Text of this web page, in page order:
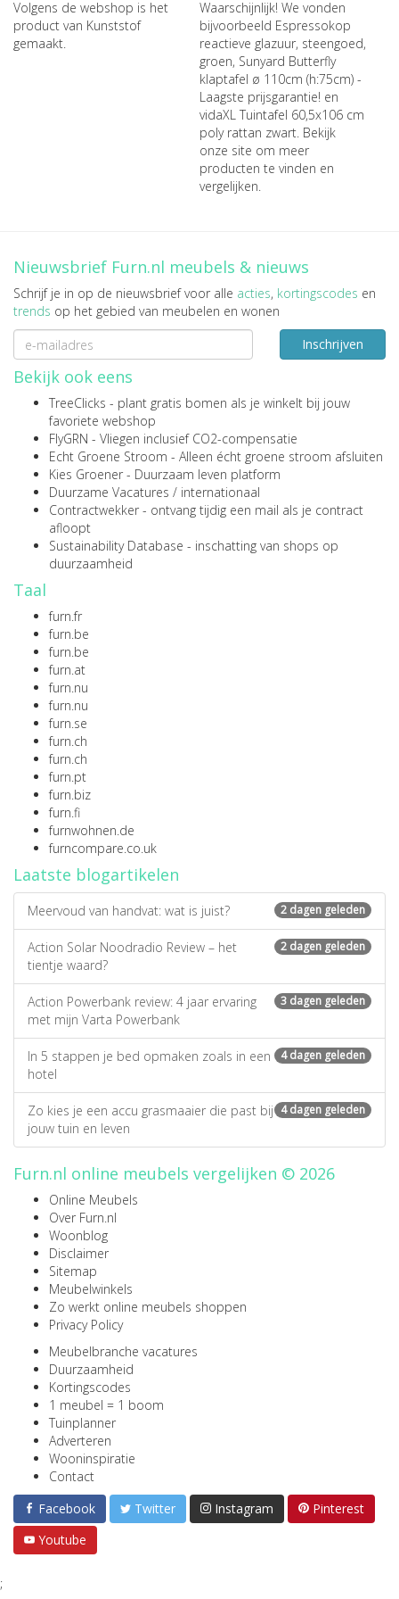
Volgens de webshop is het
product van Kunststof
gemaakt.
Waarschijnlijk! We vonden
bijvoorbeeld Espressokop
reactieve glazuur, steengoed,
groen, Sunyard Butterfly
klaptafel ø 110cm (h:75cm) -
Laagste prijsgarantie!en
vidaXL Tuintafel 60,5x106 cm
poly rattan zwart. Bekijk
onze site om meer
producten te vinden en
vergelijken.
Nieuwsbrief Furn.nl meubels & nieuws
Schrijf je in op de nieuwsbrief voor alle acties, kortingscodes en
trends op het gebied van meubelen en wonen
Inschrijven
Bekijk ook eens
TreeClicks - plant gratis bomen als je winkelt bij jouw
favoriete webshop
FlyGRN - Vliegen inclusief CO2-compensatie
Echt Groene Stroom - Alleen écht groene stroom afsluiten
Kies Groener - Duurzaam leven platform
Duurzame Vacatures / internationaal
Contractwekker - ontvang tijdig een mail als je contract
afloopt
Sustainability Database - inschatting van shops op
duurzaamheid
Taal
furn.fr
furn.be
furn.be
furn.at
furn.nu
furn.nu
furn.se
furn.ch
furn.ch
furn.pt
furn.biz
furn.fi
furnwohnen.de
furncompare.co.uk
Laatste blogartikelen
2 dagen geleden
Meervoud van handvat: wat is juist?
2 dagen geleden
Action Solar Noodradio Review – het
tientje waard?
3 dagen geleden
Action Powerbank review: 4 jaar ervaring
met mijn Varta Powerbank
4 dagen geleden
In 5 stappen je bed opmaken zoals in een
hotel
4 dagen geleden
Zo kies je een accu grasmaaier die past bij
jouw tuin en leven
Furn.nl online meubels vergelijken © 2026
Online Meubels
Over Furn.nl
Woonblog
Disclaimer
Sitemap
Meubelwinkels
Zo werkt online meubels shoppen
Privacy Policy
Meubelbranche vacatures
Duurzaamheid
Kortingscodes
1 meubel = 1 boom
Tuinplanner
Adverteren
Wooninspiratie
Contact
Facebook
Twitter Instagram
Pinterest
Youtube
;